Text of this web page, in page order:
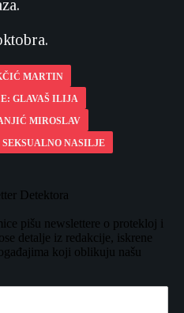
MARTIN
GLAVAŠ ILIJA
MIROSLAV
SEKSUALNO NASILJE
Detektora
pišu newslettere o protekloj i
detalje iz redakcije, iskrene
koji oblikuju našu